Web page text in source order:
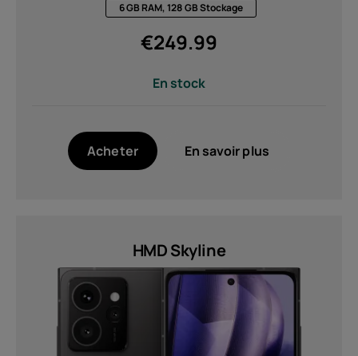
6 GB RAM, 128 GB Stockage
€249.99
En stock
Acheter En savoir plus
HMD Skyline